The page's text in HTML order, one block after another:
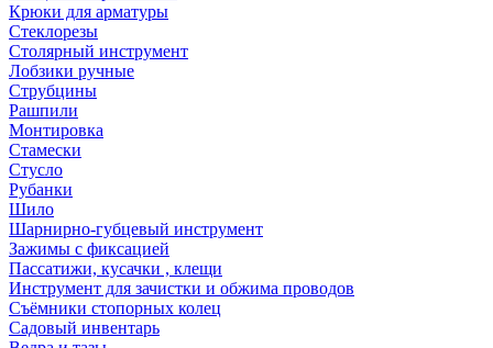
Крюки для арматуры
Стеклорезы
Столярный инструмент
Лобзики ручные
Струбцины
Рашпили
Монтировка
Стамески
Стусло
Рубанки
Шило
Шарнирно-губцевый инструмент
Зажимы с фиксацией
Пассатижи, кусачки , клещи
Инструмент для зачистки и обжима проводов
Съёмники стопорных колец
Садовый инвентарь